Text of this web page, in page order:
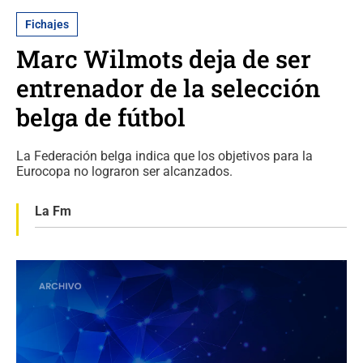
Fichajes
Marc Wilmots deja de ser
entrenador de la selección
belga de fútbol
La Federación belga indica que los objetivos para la
Eurocopa no lograron ser alcanzados.
La Fm